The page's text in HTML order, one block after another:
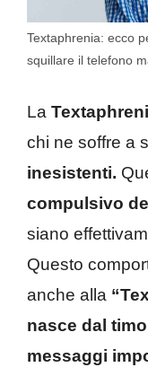
Textaphrenia: ecco
squillare il telefono
La
chi ne soffre a
inesistenti.
compulsivo
siano
Questo
anche alla
nasce dal
messaggi